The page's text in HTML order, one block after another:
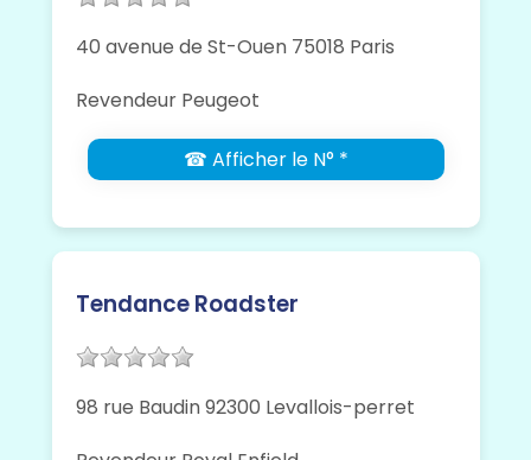
40 avenue de St-Ouen 75018 Paris
Revendeur Peugeot
☎ Afficher le N° *
Tendance Roadster
98 rue Baudin 92300 Levallois-perret